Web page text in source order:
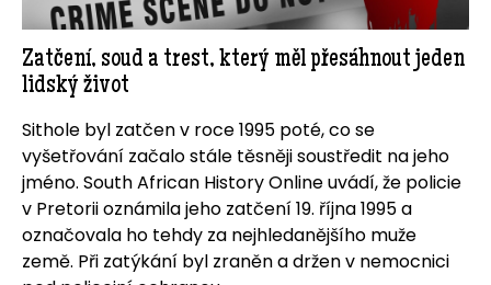
Zatčení, soud a trest, který měl přesáhnout jeden
lidský život
Sithole byl zatčen v roce 1995 poté, co se
vyšetřování začalo stále těsněji soustředit na jeho
jméno. South African History Online uvádí, že policie
v Pretorii oznámila jeho zatčení 19. října 1995 a
označovala ho tehdy za nejhledanějšího muže
země. Při zatýkání byl zraněn a držen v nemocnici